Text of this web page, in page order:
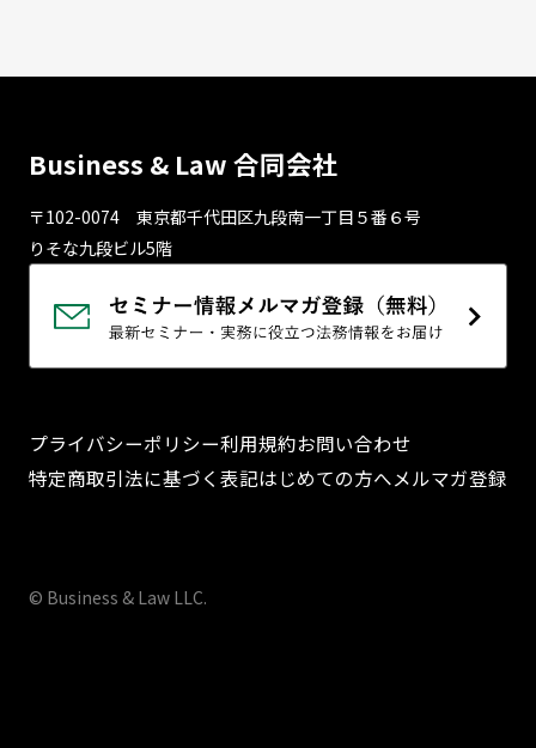
Business & Law 合同会社
〒102-0074 東京都千代⽥区九段南⼀丁⽬５番６号
りそな九段ビル5階
プライバシーポリシー利用規約お問い合わせ
特定商取引法に基づく表記はじめての方へメルマガ登録
© Business & Law LLC.